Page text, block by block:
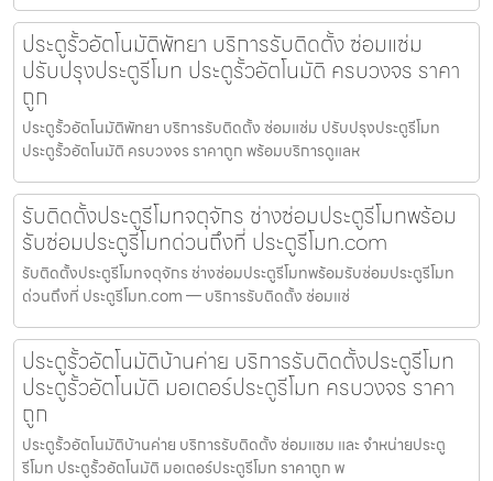
ประตูรั้วอัตโนมัติพัทยา บริการรับติดตั้ง ซ่อมแซ่ม
ปรับปรุงประตูรีโมท ประตูรั้วอัตโนมัติ ครบวงจร ราคา
ถูก
ประตูรั้วอัตโนมัติพัทยา บริการรับติดตั้ง ซ่อมแซ่ม ปรับปรุงประตูรีโมท
ประตูรั้วอัตโนมัติ ครบวงจร ราคาถูก พร้อมบริการดูแลห
รับติดตั้งประตูรีโมทจตุจักร ช่างซ่อมประตูรีโมทพร้อม
รับซ่อมประตูรีโมทด่วนถึงที่ ประตูรีโมท.com
รับติดตั้งประตูรีโมทจตุจักร ช่างซ่อมประตูรีโมทพร้อมรับซ่อมประตูรีโมท
ด่วนถึงที่ ประตูรีโมท.com — บริการรับติดตั้ง ซ่อมแซ่
ประตูรั้วอัตโนมัติบ้านค่าย บริการรับติดตั้งประตูรีโมท
ประตูรั้วอัตโนมัติ มอเตอร์ประตูรีโมท ครบวงจร ราคา
ถูก
ประตูรั้วอัตโนมัติบ้านค่าย บริการรับติดตั้ง ซ่อมแซม และ จำหน่ายประตู
รีโมท ประตูรั้วอัตโนมัติ มอเตอร์ประตูรีโมท ราคาถูก พ